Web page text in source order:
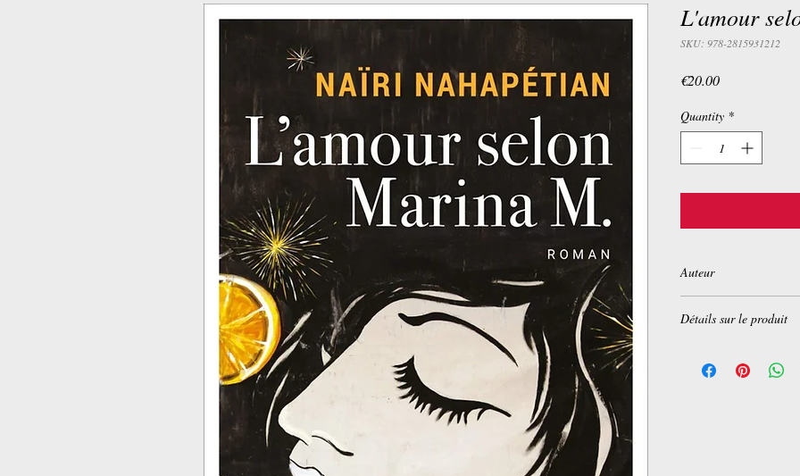
L'amour
SKU: 978-2815931212
€20.00Price
Quantity *
Auteur
Détails sur le produit
Editeur : Nouvelles